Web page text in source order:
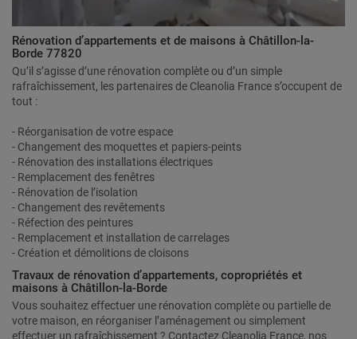
Rénovation d’appartements et de maisons à Châtillon-la-
Borde 77820
Qu’il s’agisse d’une rénovation complète ou d’un simple
rafraîchissement, les partenaires de Cleanolia France s’occupent de
tout :
- Réorganisation de votre espace
- Changement des moquettes et papiers-peints
- Rénovation des installations électriques
- Remplacement des fenêtres
- Rénovation de l’isolation
- Changement des revêtements
- Réfection des peintures
- Remplacement et installation de carrelages
- Création et démolitions de cloisons
Travaux de rénovation d’appartements, copropriétés et
maisons à Châtillon-la-Borde
Vous souhaitez effectuer une rénovation complète ou partielle de
votre maison, en réorganiser l’aménagement ou simplement
effectuer un rafraîchissement ? Contactez Cleanolia France, nos